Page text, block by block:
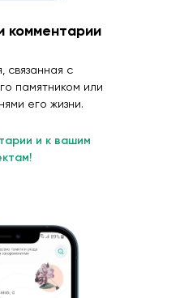
комментарии
связанная с
памятником или
его жизни.
и к вашим